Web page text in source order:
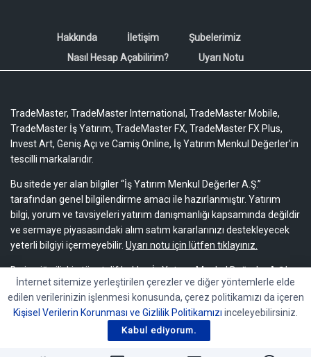
Hakkında İletişim
Şubelerimiz
Nasıl Hesap Açabilirim?
Uyarı Notu
TradeMaster, TradeMaster International, TradeMaster Mobile,
TradeMaster İş Yatırım, TradeMaster FX, TradeMaster FX Plus,
Invest Art, Geniş Açı ve Camiş Online, İş Yatırım Menkul Değerler'in
tescilli markalarıdır.
Bu sitede yer alan bilgiler “İş Yatırım Menkul Değerler A.Ş.”
tarafından genel bilgilendirme amacı ile hazırlanmıştır. Yatırım
bilgi, yorum ve tavsiyeleri yatırım danışmanlığı kapsamında değildir
ve sermaye piyasasındaki alım satım kararlarınızı destekleyecek
yeterli bilgiyi içermeyebilir. Uyarı notu için lütfen tıklayınız.
Bu içeriğe ilişkin tüm telif hakları İş Yatırım Menkul Değerler A.Ş.’ye
aittir. Bu içerik, açık iznimiz olmaksızın başkaları tarafından
herhangi bir amaçla, kısmen veya tamamen çoğaltılamaz,
dağıtılamaz, yayımlanamaz veya değiştirilemez.
İnternet sitemize yerleştirilen çerezler ve diğer yöntemlerle elde
edilen verilerinizin işlenmesi konusunda, çerez politikamızı da içeren
Kişisel Verilerin Korunması ve Gizlilik Politikamızı inceleyebilirsiniz.
Kabul ediyorum.